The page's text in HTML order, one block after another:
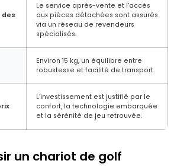
des
Le service après-vente et l’accès
aux pièces détachées sont assurés
via un réseau de revendeurs
spécialisés.
Environ 15 kg, un équilibre entre
robustesse et facilité de transport.
L’investissement est justifié par le
confort, la technologie embarquée
et la sérénité de jeu retrouvée.
un chariot de golf